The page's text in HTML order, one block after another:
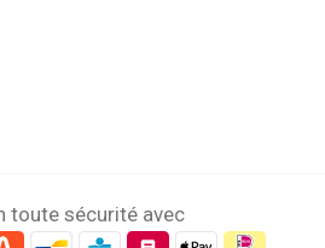
toute sécurité avec